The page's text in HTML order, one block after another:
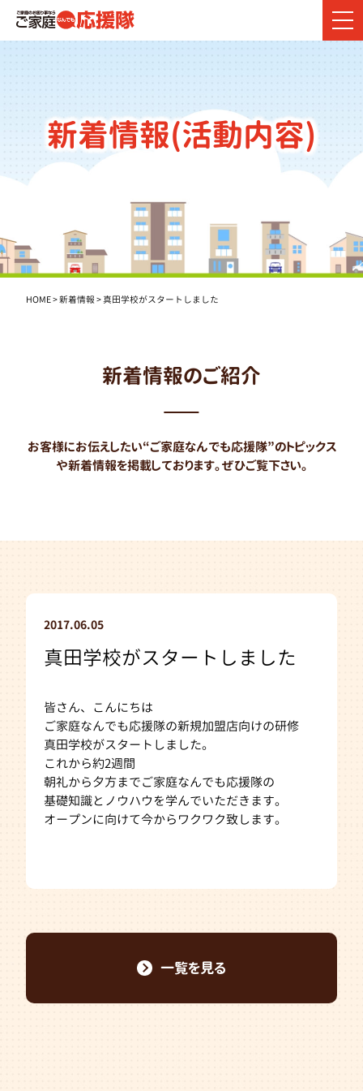
新着情報(活動内容)
HOME>新着情報 >真田学校がスタートしました
新着情報のご紹介
お客様にお伝えしたい“ご家庭なんでも応援隊”のトピックス
や新着情報を掲載しております。ぜひご覧下さい。
2017.06.05
真田学校がスタートしました
皆さん、こんにちは
ご家庭なんでも応援隊の新規加盟店向けの研修
真田学校がスタートしました。
これから約2週間
朝礼から夕方までご家庭なんでも応援隊の
基礎知識とノウハウを学んでいただきます。
オープンに向けて今からワクワク致します。
一覧を見る